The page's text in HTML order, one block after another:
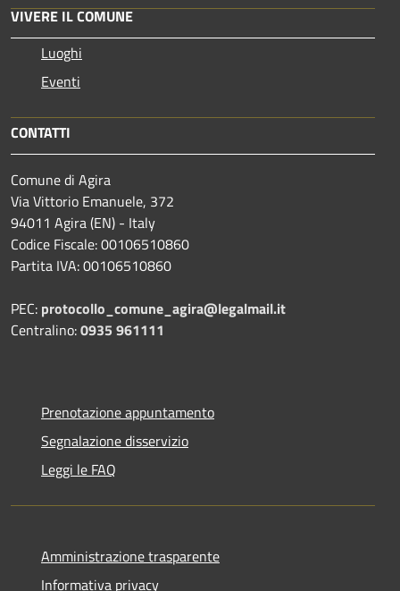
VIVERE IL COMUNE
Luoghi
Eventi
CONTATTI
Comune di Agira
Via Vittorio Emanuele, 372
94011 Agira (EN) - Italy
Codice Fiscale: 00106510860
Partita IVA: 00106510860
PEC: protocollo_comune_agira@legalmail.it
Centralino:0935 961111
Prenotazione appuntamento
Segnalazione disservizio
Leggi le FAQ
Amministrazione trasparente
Informativa privacy